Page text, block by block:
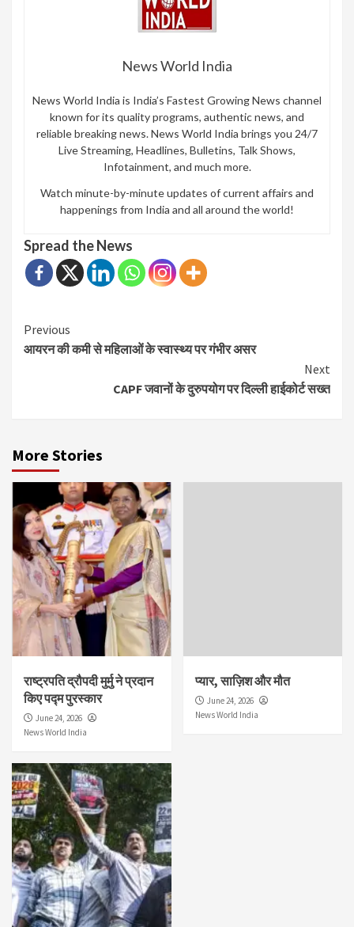
News World India
News World India is India’s Fastest Growing News channel
known for its quality programs, authentic news, and
reliable breaking news. News World India brings you 24/7
Live Streaming, Headlines, Bulletins, Talk Shows,
Infotainment, and much more.
Watch minute-by-minute updates of current affairs and
happenings from India and all around the world!
Spread the News
Continue
Reading
Previous
आयरन की कमी से महिलाओं के स्वास्थ्य पर गंभीर असर
Next
CAPF जवानों के दुरुपयोग पर दिल्ली हाईकोर्ट सख्त
More Stories
राष्ट्रपति द्रौपदी मुर्मु ने प्रदान
किए पद्म पुरस्कार
June 24, 2026
News World India
प्यार, साज़िश और मौत
June 24, 2026
News World India